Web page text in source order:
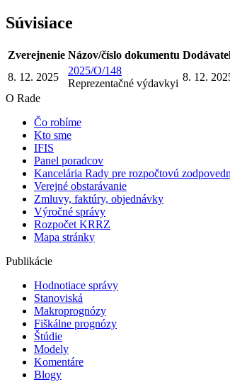
Súvisiace
Zverejnenie Názov/číslo dokumentu
8. 12. 2025
2025/O/148
Reprezentačné výdavkyi
8. 12.
O Rade
Čo robíme
Kto sme
IFIS
Panel poradcov
Kancelária Rady pre rozpočtovú
Verejné obstarávanie
Zmluvy, faktúry, objednávky
Výročné správy
Rozpočet KRRZ
Mapa stránky
Publikácie
Hodnotiace správy
Stanoviská
Makroprognózy
Fiškálne prognózy
Štúdie
Modely
Komentáre
Blogy